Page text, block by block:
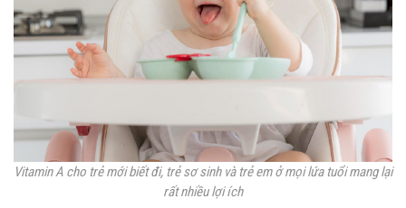
Vitamin A cho trẻ mới biết đi, trẻ sơ sinh và trẻ em ở mọi lứa tuổi mang lại
rất nhiều lợi ích